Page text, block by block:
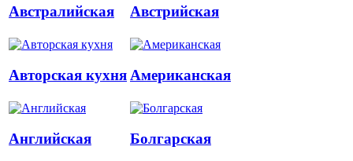
Австралийская Австрийская
Авторская кухня Американская
Английская Болгарская